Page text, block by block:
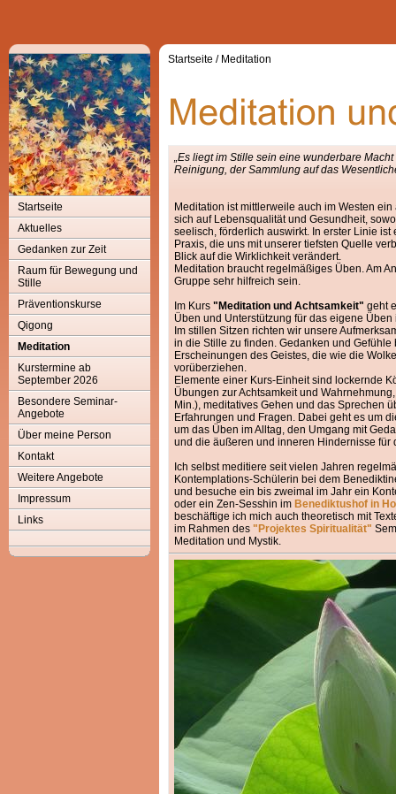
Startseite
Aktuelles
Gedanken zur Zeit
Raum für Bewegung und
Stille
Präventionskurse
Qigong
Meditation
Kurstermine ab
September 2026
Besondere Seminar-
Angebote
Über meine Person
Kontakt
Weitere Angebote
Impressum
Links
Startseite / Meditation
„Es liegt im Stille sein eine wunderbare
Reinigung, der Sammlung auf das
Meditation ist mittlerweile auch im Westen
sich auf Lebensqualität und Gesundheit,
seelisch, förderlich auswirkt. In erster Linie ist
Praxis, die uns mit unserer tiefsten Quelle
Blick auf die Wirklichkeit verändert.
Meditation braucht regelmäßiges Üben. Am
Gruppe sehr hilfreich sein.
Im Kurs "Meditation und Achtsamkeit" geht
Üben und Unterstützung für das eigene Üben
Im stillen Sitzen richten wir unsere
in die Stille zu finden. Gedanken und Gefühle
Erscheinungen des Geistes, die wie die
vorüberziehen.
Elemente einer Kurs-Einheit sind lockernde
Übungen zur Achtsamkeit und
Min.), meditatives Gehen und das Sprechen
Erfahrungen und Fragen. Dabei geht es um
um das Üben im Alltag, den Umgang mit
und die äußeren und inneren Hindernisse für
Ich selbst meditiere seit vielen Jahren
Kontemplations-Schülerin bei dem
und besuche ein bis zweimal im Jahr ein
oder ein Zen-Sesshin im Benediktushof in
beschäftige ich mich auch theoretisch mit
im Rahmen des "Projektes Spiritualität"
Meditation und Mystik.